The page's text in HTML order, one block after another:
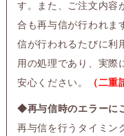
す。また、ご注文内容
合も再与信が行われま
信が行われるたびに利
用の処理であり、実際
安心ください。
（二重
◆再与信時のエラーに
再与信を行うタイミン